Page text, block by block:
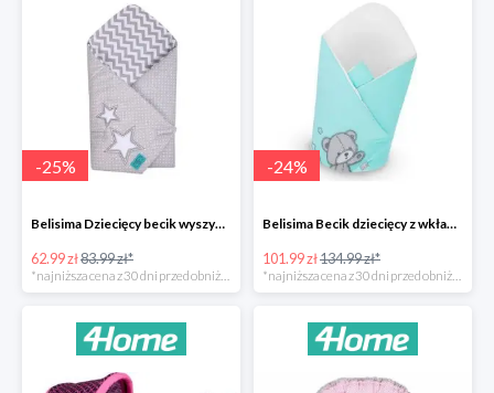
-25%
Belisima Dziecięcy becik wyszywany Gwiazdka -25%
62.99 zł83.99 zł*
-24%
Belisima Becik dziecięcy z wkładem kokosowym Teddy Bear -24%
101.99 zł134.99 zł*